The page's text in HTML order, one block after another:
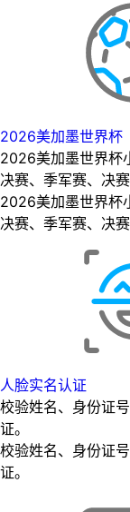
2026美加墨世界杯
2026美加墨世界杯
决赛、季军赛、决
2026美加墨世界杯
决赛、季军赛、决
人脸实名认证
校验姓名、身份证
证。
校验姓名、身份证
证。